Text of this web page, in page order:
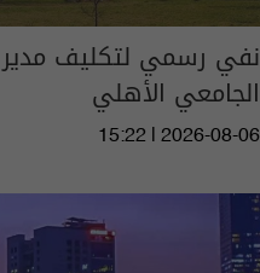
نفي رسمي لتكليف مدير
الجامعي الأهلي
15:22 | 2026-08-06